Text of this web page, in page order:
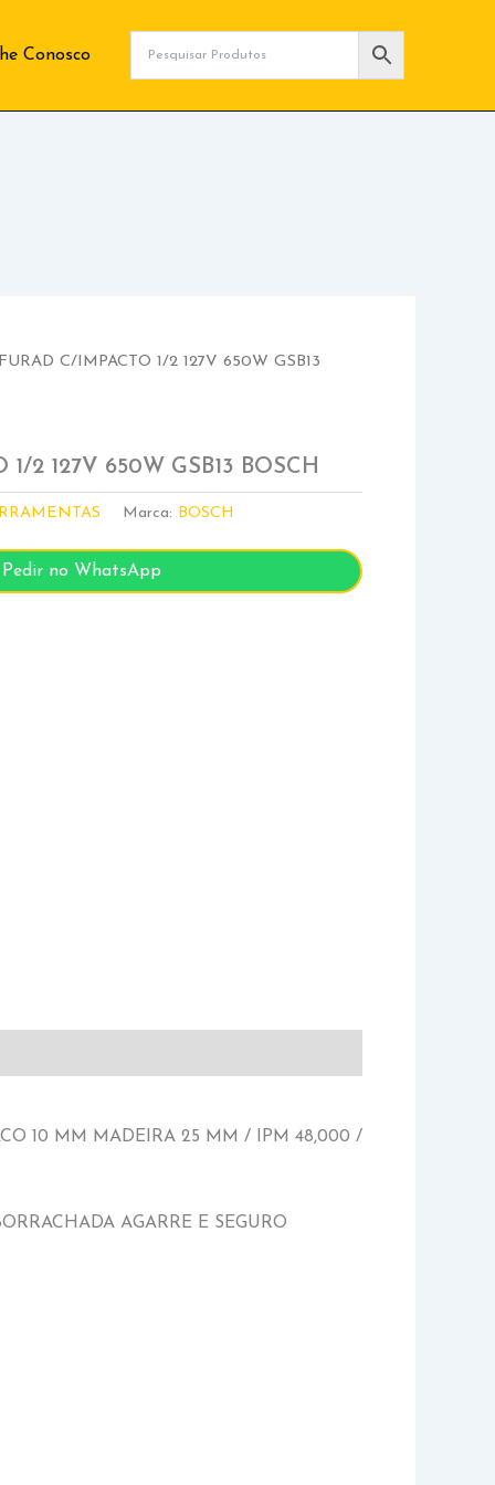
Conosco
C/IMPACTO 1/2 127V 650W GSB13
2 127V 650W GSB13 BOSCH
Marca: BOSCH
Pedir no WhatsApp
10 MM MADEIRA 25 MM / IPM 48,000 /
AGARRE E SEGURO